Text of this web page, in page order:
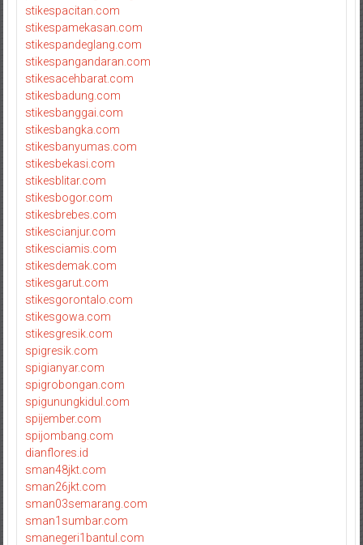
stikespacitan.com
stikespamekasan.com
stikespandeglang.com
stikespangandaran.com
stikesacehbarat.com
stikesbadung.com
stikesbanggai.com
stikesbangka.com
stikesbanyumas.com
stikesbekasi.com
stikesblitar.com
stikesbogor.com
stikesbrebes.com
stikescianjur.com
stikesciamis.com
stikesdemak.com
stikesgarut.com
stikesgorontalo.com
stikesgowa.com
stikesgresik.com
spigresik.com
spigianyar.com
spigrobongan.com
spigunungkidul.com
spijember.com
spijombang.com
dianflores.id
sman48jkt.com
sman26jkt.com
sman03semarang.com
sman1sumbar.com
smanegeri1bantul.com